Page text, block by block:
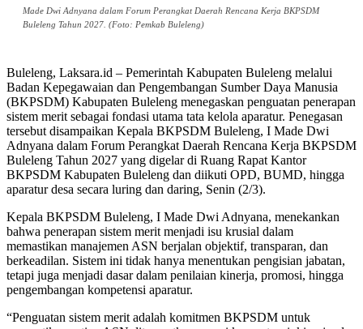
Made Dwi Adnyana dalam Forum Perangkat Daerah Rencana Kerja BKPSDM
Buleleng Tahun 2027. (Foto: Pemkab Buleleng)
Buleleng, Laksara.id – Pemerintah Kabupaten Buleleng melalui
Badan Kepegawaian dan Pengembangan Sumber Daya Manusia
(BKPSDM) Kabupaten Buleleng menegaskan penguatan penerapan
sistem merit sebagai fondasi utama tata kelola aparatur. Penegasan
tersebut disampaikan Kepala BKPSDM Buleleng, I Made Dwi
Adnyana dalam Forum Perangkat Daerah Rencana Kerja BKPSDM
Buleleng Tahun 2027 yang digelar di Ruang Rapat Kantor
BKPSDM Kabupaten Buleleng dan diikuti OPD, BUMD, hingga
aparatur desa secara luring dan daring, Senin (2/3).
Kepala BKPSDM Buleleng, I Made Dwi Adnyana, menekankan
bahwa penerapan sistem merit menjadi isu krusial dalam
memastikan manajemen ASN berjalan objektif, transparan, dan
berkeadilan. Sistem ini tidak hanya menentukan pengisian jabatan,
tetapi juga menjadi dasar dalam penilaian kinerja, promosi, hingga
pengembangan kompetensi aparatur.
“Penguatan sistem merit adalah komitmen BKPSDM untuk